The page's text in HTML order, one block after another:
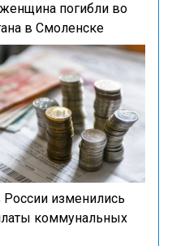
погибли во
в Смоленске
России изменились
коммунальных